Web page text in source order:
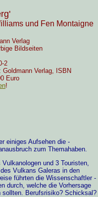
und Fen Montaigne
Verlag
Bildseiten
2
Verlag, ISBN
Euro
!
einiges Aufsehen die -
zum Themahaben.
und 3 Touristen,
Vulkans Galeras in den
führten die Wissenschaftler -
durch, welche die Vorhersage
Berufsrisiko? Schicksal?